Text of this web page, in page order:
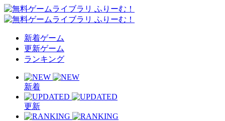
新着ゲーム
更新ゲーム
ランキング
新着
更新